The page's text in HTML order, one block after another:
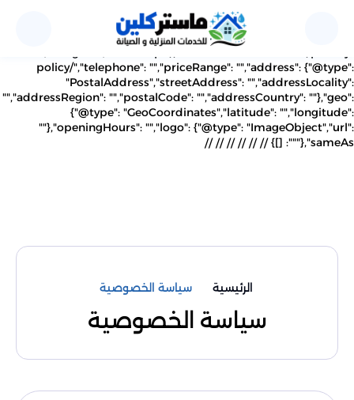
"DryCleaningOrLaundry","@id":
"https://mastercleantabuk.com/privacy-policy/","name":
policy/","telephone": "","priceRange": "","address": {"@type":
"PostalAddress","streetAddress": "","addressLocality":
"","addressRegion": "","postalCode": "","addressCountry": ""},"geo":
{"@type": "GeoCoordinates","latitude": "","longitude":
""},"openingHours": "","logo": {"@type": "ImageObject","url":
""},"sameAs": []}
//
// //
// //
//
الرئيسية سياسة الخصوصية
سياسة الخصوصية